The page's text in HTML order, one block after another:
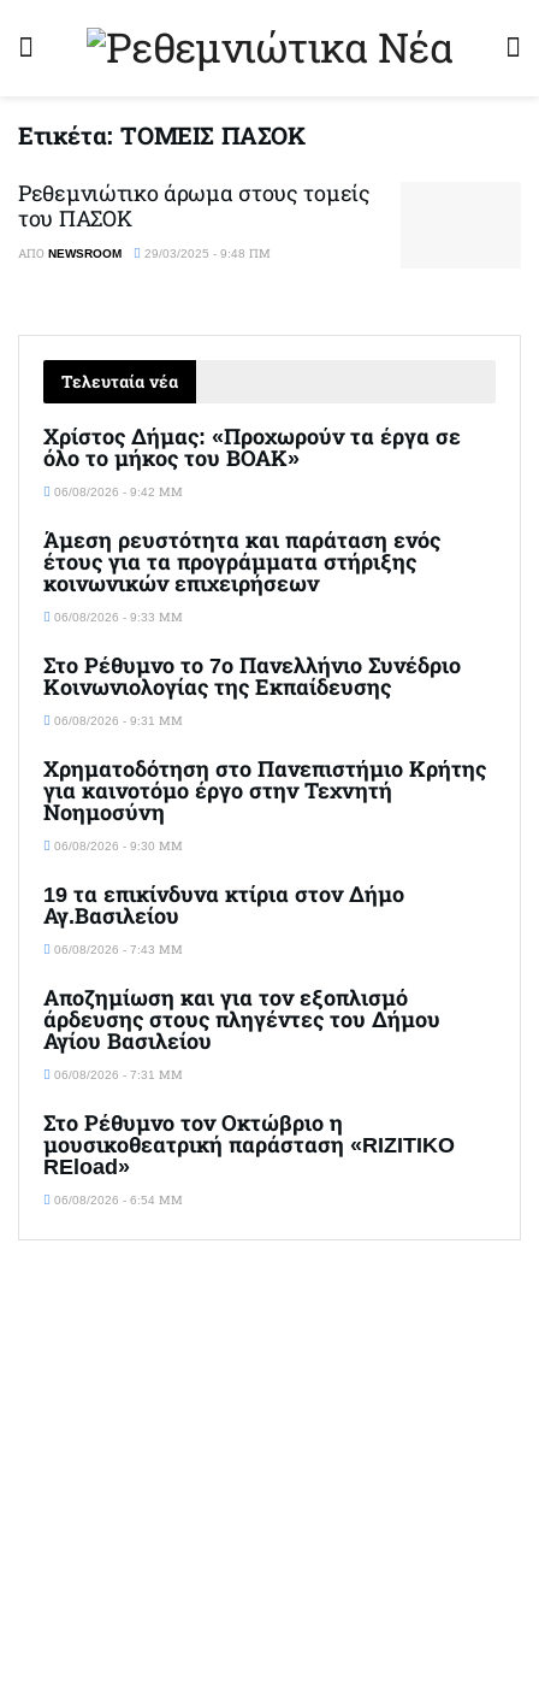
Ετικέτα:ΤΟΜΕΙΣ ΠΑΣΟΚ
Ρεθεμνιώτικο άρωμα στους τομείς
του ΠΑΣΟΚ
ΑΠΌ NEWSROOM 29/03/2025 - 9:48 ΠΜ
Τελευταία νέα
Χρίστος Δήμας: «Προχωρούν τα έργα σε
όλο το μήκος του ΒΟΑΚ»
06/08/2026 - 9:42 ΜΜ
Άμεση ρευστότητα και παράταση ενός
έτους για τα προγράμματα στήριξης
κοινωνικών επιχειρήσεων
06/08/2026 - 9:33 ΜΜ
Στο Ρέθυμνο το 7ο Πανελλήνιο Συνέδριο
Κοινωνιολογίας της Εκπαίδευσης
06/08/2026 - 9:31 ΜΜ
Χρηματοδότηση στο Πανεπιστήμιο Κρήτης
για καινοτόμο έργο στην Τεχνητή
Νοημοσύνη
06/08/2026 - 9:30 ΜΜ
19 τα επικίνδυνα κτίρια στον Δήμο
Αγ.Βασιλείου
06/08/2026 - 7:43 ΜΜ
Αποζημίωση και για τον εξοπλισμό
άρδευσης στους πληγέντες του Δήμου
Αγίου Βασιλείου
06/08/2026 - 7:31 ΜΜ
Στο Ρέθυμνο τον Οκτώβριο η
μουσικοθεατρική παράσταση «RIZITIKO
REload»
06/08/2026 - 6:54 ΜΜ